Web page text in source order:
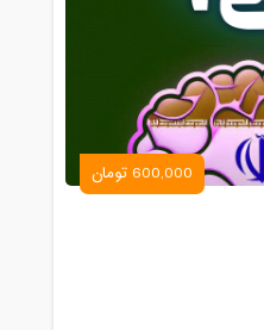
600,000 تومان